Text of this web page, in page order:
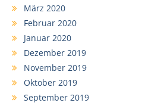
März 2020
Februar 2020
Januar 2020
Dezember 2019
November 2019
Oktober 2019
September 2019